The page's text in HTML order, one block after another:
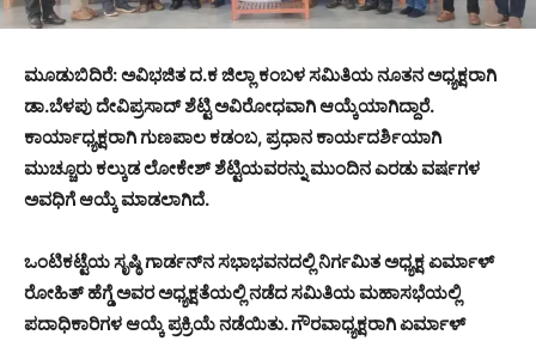
ಮೂಡುಬಿದಿರೆ: ಅವಿಭಜಿತ ದ.ಕ ಜಿಲ್ಲಾ ಕಂಬಳ ಸಮಿತಿಯ ನೂತನ ಅಧ್ಯಕ್ಷರಾಗಿ
ಡಾ.ಬೆಳಪು ದೇವಿಪ್ರಸಾದ್ ಶೆಟ್ಟಿ ಅವಿರೋಧವಾಗಿ ಆಯ್ಕೆಯಾಗಿದ್ದಾರೆ.
ಕಾರ್ಯಾಧ್ಯಕ್ಷರಾಗಿ ಗುಣಪಾಲ ಕಡಂಬ, ಪ್ರಧಾನ ಕಾರ್ಯದರ್ಶಿಯಾಗಿ
ಮುಚ್ಚೂರು ಕಲ್ಕುಡ ಲೋಕೇಶ್ ಶೆಟ್ಟಿಯವರನ್ನು ಮುಂದಿನ ಎರಡು ವರ್ಷಗಳ
ಅವಧಿಗೆ ಆಯ್ಕೆ ಮಾಡಲಾಗಿದೆ.
ಒಂಟಿಕಟ್ಟೆಯ ಸೃಷ್ಠಿ ಗಾರ್ಡನ್‍ನ ಸಭಾಭವನದಲ್ಲಿ ನಿರ್ಗಮಿತ ಅಧ್ಯಕ್ಷ ಏರ್ಮಾಳ್
ರೋಹಿತ್ ಹೆಗ್ಡೆ ಅವರ ಅಧ್ಯಕ್ಷತೆಯಲ್ಲಿ ನಡೆದ ಸಮಿತಿಯ ಮಹಾಸಭೆಯಲ್ಲಿ
ಪದಾಧಿಕಾರಿಗಳ ಆಯ್ಕೆ ಪ್ರಕ್ರಿಯೆ ನಡೆಯಿತು. ಗೌರವಾಧ್ಯಕ್ಷರಾಗಿ ಏರ್ಮಾಳ್